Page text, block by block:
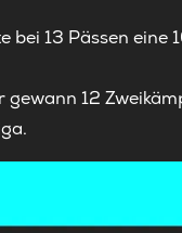
bei 13 Pässen eine
gewann 12